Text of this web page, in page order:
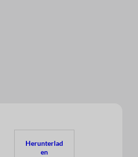
Herunterlad
en